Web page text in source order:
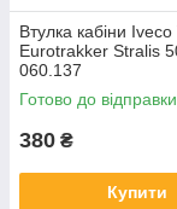
Втулка кабіни
Eurotrakker Stralis
060.137
Готово до відправки
380 ₴
Купити